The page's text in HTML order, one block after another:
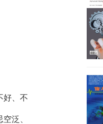
好、不
泛、